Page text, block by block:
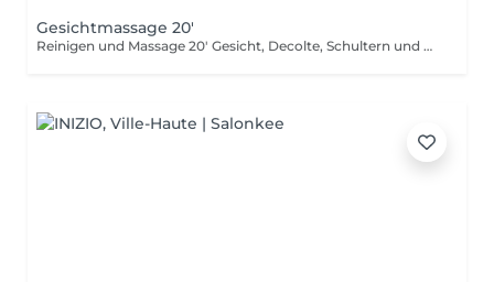
Gesichtmassage 20'
Reinigen und Massage 20' Gesicht, Decolte, Schultern und Arme